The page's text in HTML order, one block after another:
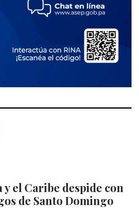
el Caribe despide con
de Santo Domingo